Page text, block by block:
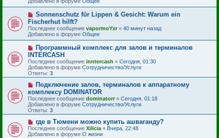
е
с
о
о
б
щ
н
и
е
Н
в
о
е
с
о
б
щ
е
н
и
Sonnenschutz für Lippen & Gesicht: Warum ein
Fischerhut hilft?
Последнее сообщение vapormoYxr « 40 минут назад
Добавлено в форуме Общее
Н
о
в
о
е
с
о
о
б
щ
е
н
и
е
Программный комплекс для залов и терминалов
INTERCASH
Последнее сообщение inntercash « Сегодня, 01:30
Добавлено в форуме Сотрудничество/Услуги
Ответы: 3
Н
в
о
е
с
о
б
щ
Подключение залов, терминалов к аппаратному
комплексу DOMINATOR
Последнее сообщение dominatorr « Сегодня, 01:18
Добавлено в форуме Сотрудничество/Услуги
Ответы: 3
Н
о
в
где в Тюмени можно купить ашваганду?
Последнее сообщение Xilicia « Вчера, 22:48
Добавлено в форуме О жизни